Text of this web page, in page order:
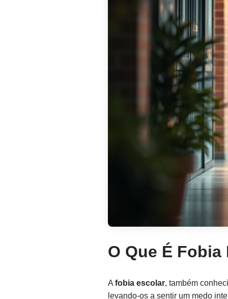
O Que É
A fobia escolar, também
levando-os a sentir um medo